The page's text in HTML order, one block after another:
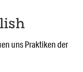
uns Praktiken der